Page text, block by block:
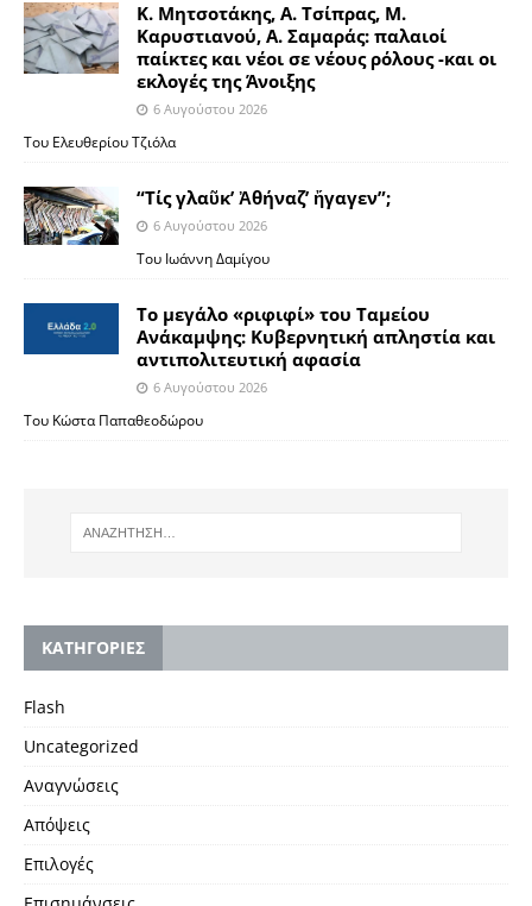
Κ. Μητσοτάκης, Α. Τσίπρας, Μ.
Καρυστιανού, Α. Σαμαράς: παλαιοί
παίκτες και νέοι σε νέους ρόλους -και οι
εκλογές της Άνοιξης
6 Αυγούστου 2026
Του Ελευθερίου Τζιόλα
“Τίς γλαῦκ’ Ἀθήναζ’ ἤγαγεν”;
6 Αυγούστου 2026
Του Ιωάννη Δαμίγου
Το μεγάλο «ριφιφί» του Ταμείου
Ανάκαμψης: Κυβερνητική απληστία και
αντιπολιτευτική αφασία
6 Αυγούστου 2026
Του Κώστα Παπαθεοδώρου
KΑΤΗΓΟΡΙΕΣ
Flash
Uncategorized
Αναγνώσεις
Απόψεις
Επιλογές